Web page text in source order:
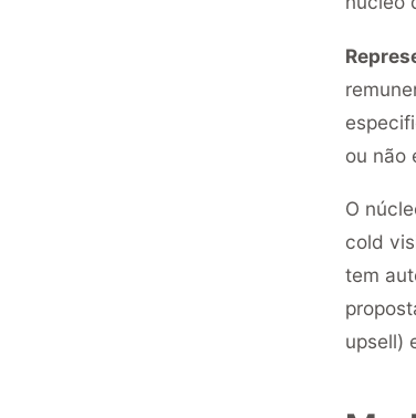
ou não
O
cold
tem
upsell)